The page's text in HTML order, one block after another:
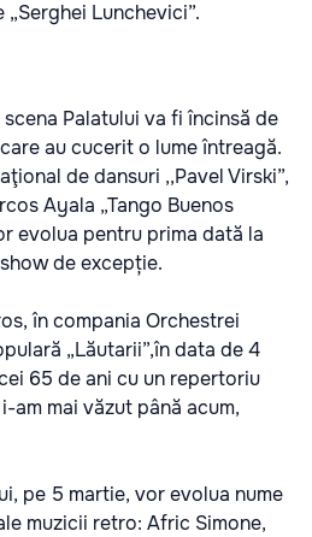
Lunchevici”.
Palatului va fi încinsă de
au cucerit o lume întreagă.
de dansuri ,,Pavel Virski”,
Ayala „Tango Buenos
evolua pentru prima dată la
de excepție.
în compania Orchestrei
„Lăutarii”,în data de 4
65 de ani cu un repertoriu
am mai văzut până acum,
pe 5 martie, vor evolua nume
muzicii retro: Afric Simone,